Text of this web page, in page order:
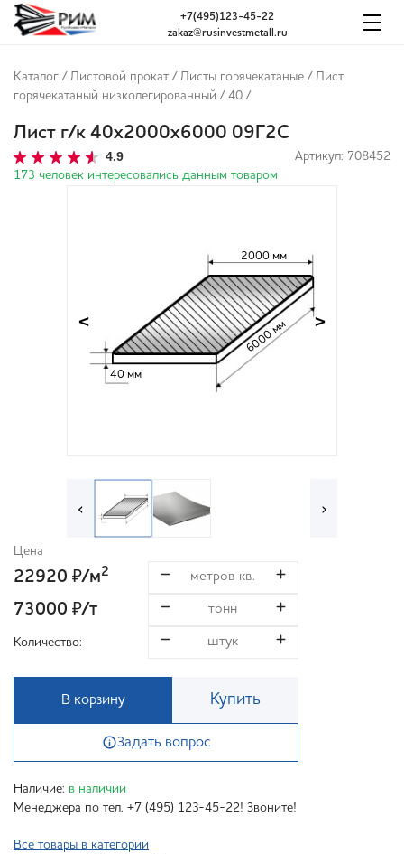
zakaz@rusinvestmetall.ru
+7(495)123-45-22
Каталог / Листовой прокат / Листы горячекатаные / Лист
горячекатаный низколегированный / 40 /
Лист г/к 40х2000х6000 09Г2С
4.9
Артикул: 708452
173 человек интересовались данным товаром
2000 мм
6000 мм
40 мм
< >
‹ ›
Цена
22920 ₽/м2
73000 ₽/т
Количество:
В корзину Купить
Задать вопрос
Наличие: в наличии
Менеджера по тел. +7 (495) 123-45-22! Звоните!
Все товары в категории